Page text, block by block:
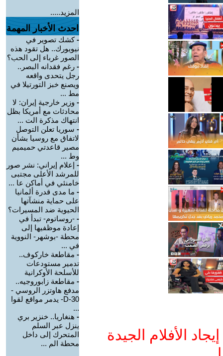
الأفلام الجيدة
المزيد.....
احدث الأخبار المهمة
-كشك تصوير في
نيويورك.. هل تقود هذه
الصور غرباء إلى الحب؟
- رغم فقدانه البصر..
رجل يتحدى واقعه
ويصنع خبز التورتيلا في
مط ...
- وزير خارجية إيران: لا
محادثات مع أمريكا بظل
انتهاك مذكرة الت ...
- سوريا تعلن التوصل
لاتفاق مع روسيا بشأن
مصير قاعدتي حميميم
وط ...
- إعلام إيراني: نشر صور
للمرشد الأعلى مجتبى
خامنئي في أماكن عا ...
- ما مدى قدرة ألمانيا
على حماية منشآتها
الحيوية ضد المسيرات؟
- -روساتوم- تبدأ في
إعادة موظفيها إلى
محطة -بوشهر- النووية
في ...
- مقاطعة خاركوف..
تدمير مستودعات
للأسلحة الأوكرانية
- مقاطعة زابوروجيه..
مدفع هاوتزر الروسي -
D-30- يدمر مواقع لقوا
...
- هنغاريا.. خنزير بري
ينزل عبر السلم
المتحرك إلى داخل
محطة الم ...